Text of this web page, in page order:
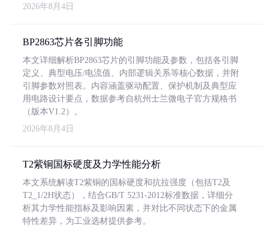
2026年8月4日
BP2863芯片各引脚功能
本文详细解析BP2863芯片的引脚功能及参数，包括各引脚
定义、典型电压/电流值、内部逻辑关系等核心数据，并附
引脚参数对照表。内容涵盖驱动配置、保护机制及典型应
用电路设计要点，数据参考自杭州士兰微电子官方规格书
（版本V1.2）。
2026年8月4日
T2紫铜国标硬度及力学性能分析
本文系统解读T2紫铜的国标硬度和抗拉强度（包括T2及
T2_1/2H状态），结合GB/T 5231-2012标准数据，详细分
析其力学性能指标及影响因素，并对比不同状态下的金属
特性差异，为工业选材提供参考。